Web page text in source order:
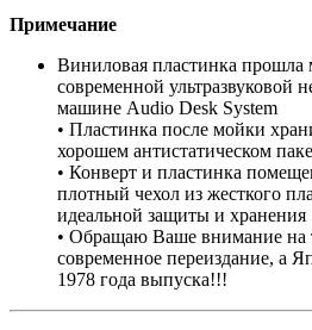
Примечание
Виниловая пластинка прошла
современной ультразвуковой
машине Audio Desk System
• Пластинка после мойки
хорошем антистатическом
• Конверт и пластинка
плотный чехол из жесткого
идеальной защиты и хранения
• Обращаю Ваше внимание на
современное переиздание, а
1978 года выпуска!!!